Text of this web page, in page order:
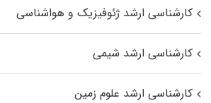
کارشناسی ارشد ژئوفیزیک و هواشناسی
کارشناسی ارشد شیمی
کارشناسی ارشد علوم زمین